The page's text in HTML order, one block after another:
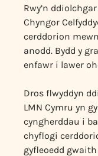
Rwy’n
Chyngor
cerddorion
anodd. Bydd y
enfawr i lawer
Dros flwyddyn
LMN Cymru yn
cyngherddau i
chyflogi
gyfleoedd